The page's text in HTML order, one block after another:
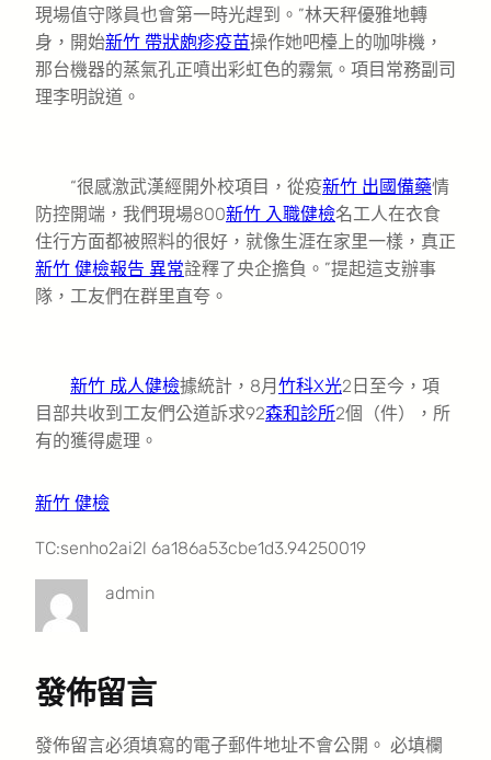
現場值守隊員也會第一時光趕到。”林天秤優雅地轉
身，開始新竹 帶狀皰疹疫苗操作她吧檯上的咖啡機，
那台機器的蒸氣孔正噴出彩虹色的霧氣。項目常務副司
理李明說道。
“很感激武漢經開外校項目，從疫新竹 出國備藥情
防控開端，我們現場800新竹 入職健檢名工人在衣食
住行方面都被照料的很好，就像生涯在家里一樣，真正
新竹 健檢報告 異常詮釋了央企擔負。”提起這支辦事
隊，工友們在群里直夸。
新竹 成人健檢據統計，8月 竹科X光2日至今，項
目部共收到工友們公道訴求92森和診所2個（件），所
有的獲得處理。
新竹 健檢
TC:senho2ai2l 6a186a53cbe1d3.94250019
admin
發佈留言
發佈留言必須填寫的電子郵件地址不會公開。 必填欄